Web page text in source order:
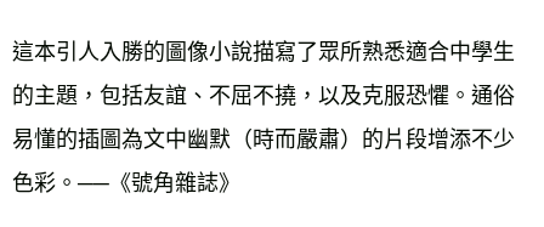
這本引人入勝的圖像小說描寫了眾所熟悉適合中學生
的主題，包括友誼、不屈不撓，以及克服恐懼。通俗
易懂的插圖為文中幽默（時而嚴肅）的片段增添不少
色彩。──《號角雜誌》